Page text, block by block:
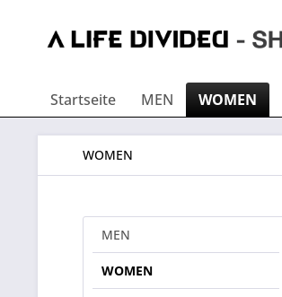
Startseite MEN WOMEN
WOMEN
MEN
WOMEN